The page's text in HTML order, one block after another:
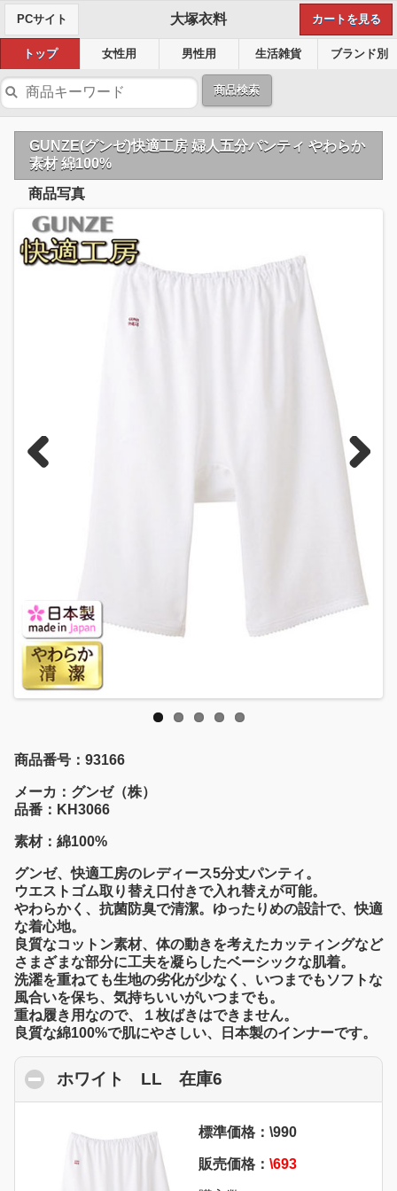
PCサイト 大塚衣料 カートを見る
トップ 女性用 男性用 生活雑貨 ブランド別
商品検索
GUNZE(グンゼ)快適工房 婦人五分パンティ やわらか
素材 綿100%
商品写真
Next
商品番号：93166
メーカ：グンゼ（株）
品番：KH3066
素材：綿100%
グンゼ、快適工房のレディース5分丈パンティ。
ウエストゴム取り替え口付きで入れ替えが可能。
やわらかく、抗菌防臭で清潔。ゆったりめの設計で、快適
な着心地。
良質なコットン素材、体の動きを考えたカッティングなど
さまざまな部分に工夫を凝らしたベーシックな肌着。
洗濯を重ねても生地の劣化が少なく、いつまでもソフトな
風合いを保ち、気持ちいいがいつまでも。
重ね履き用なので、１枚ばきはできません。
良質な綿100%で肌にやさしい、日本製のインナーです。
ホワイト LL 在庫6
標準価格：\990
販売価格： \693